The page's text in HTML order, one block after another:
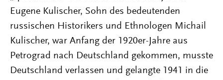
Eugene Kulischer, Sohn des bedeutenden
russischen Historikers und Ethnologen Michail
Kulischer, war Anfang der 1920er-Jahre aus
Petrograd nach Deutschland gekommen, musste
Deutschland verlassen und gelangte 1941 in die